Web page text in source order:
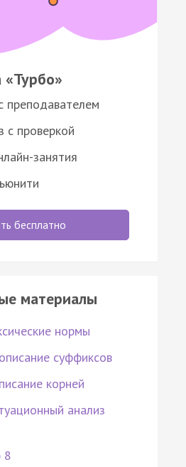
преподавателем
с проверкой
занятия
бесплатно
материалы
нормы
суффиксов
корней
анализ
8